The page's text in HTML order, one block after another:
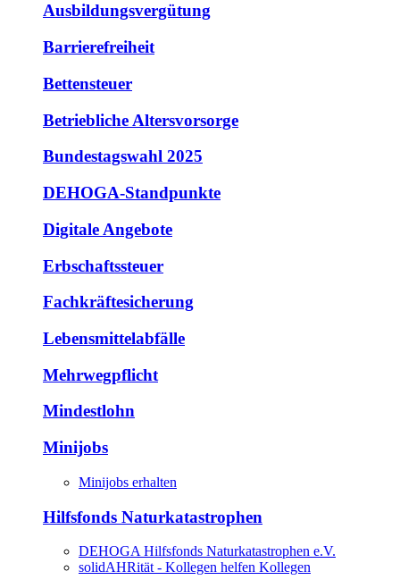
Ausbildungsvergütung
Barrierefreiheit
Bettensteuer
Betriebliche Altersvorsorge
Bundestagswahl 2025
DEHOGA-Standpunkte
Digitale Angebote
Erbschaftssteuer
Fachkräftesicherung
Lebensmittelabfälle
Mehrwegpflicht
Mindestlohn
Minijobs
Minijobs erhalten
Hilfsfonds Naturkatastrophen
DEHOGA Hilfsfonds Naturkatastrophen e.V.
solidAHRität - Kollegen helfen Kollegen